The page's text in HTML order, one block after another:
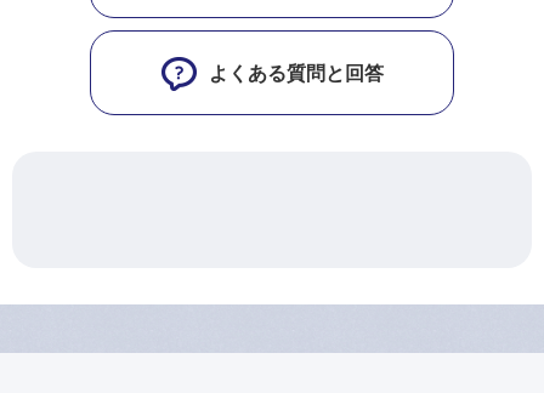
よくある質問と回答